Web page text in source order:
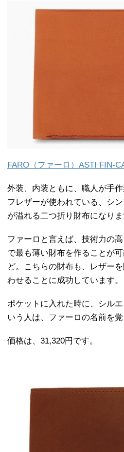
FARO（ファーロ）ASTI FIN-
外装、内装ともに、職人が手
フレザーが使われている、シ
が溢れる二つ折り財布になりま
ファーロと言えば、技術力の
で最も薄い財布を作ることが
ど。こちらの財布も、レザー
わせることに成功しています。
ポケットに入れた時に、シル
いう人は、ファーロの名前を覚
価格は、31,320円です。